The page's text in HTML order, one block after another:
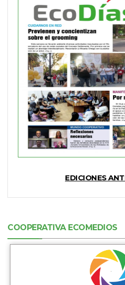
EDICIONES
COOPERATIVA ECOMEDIOS